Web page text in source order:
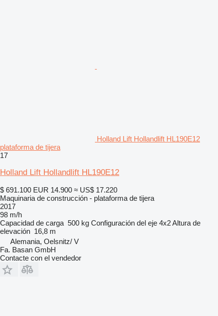
Holland Lift Hollandlift HL190E12
plataforma de tijera
17
Holland Lift Hollandlift HL190E12
$ 691.100 EUR 14.900 ≈ US$ 17.220
Maquinaria de construcción - plataforma de tijera
2017
98 m/h
Capacidad de carga 500 kg Configuración del eje 4x2Altura de
elevación 16,8 m
Alemania, Oelsnitz/ V
Fa. Basan GmbH
Contacte con el vendedor